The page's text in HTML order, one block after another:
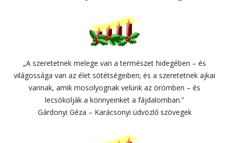
„A szeretetnek melege van a természet hidegében – és
világossága van az élet sötétségeiben; és a szeretetnek ajkai
vannak, amik mosolyognak velünk az örömben – és
lecsókolják a könnyeinket a fájdalomban.”
Gárdonyi Géza – Karácsonyi üdvözlő szövegek